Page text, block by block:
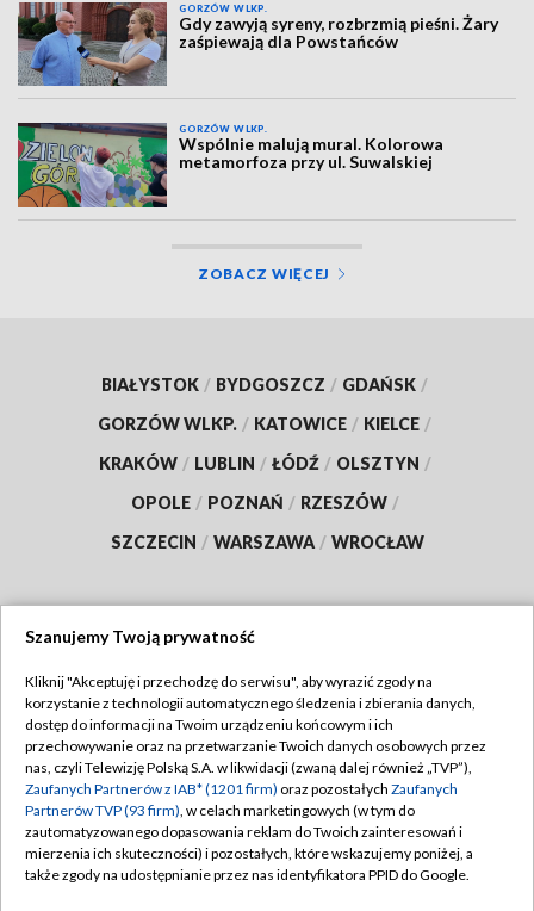
GORZÓW WLKP.
Gdy zawyją syreny, rozbrzmią pieśni. Żary
zaśpiewają dla Powstańców
GORZÓW WLKP.
Wspólnie malują mural. Kolorowa
metamorfoza przy ul. Suwalskiej
ZOBACZ WIĘCEJ
BIAŁYSTOK / BYDGOSZCZ / GDAŃSK /
GORZÓW WLKP. / KATOWICE / KIELCE /
KRAKÓW / LUBLIN / ŁÓDŹ / OLSZTYN /
OPOLE / POZNAŃ / RZESZÓW /
SZCZECIN / WARSZAWA / WROCŁAW
TVP
Abonament TVP
Emisja w TVP
Centrum informacji TVP
Naziemna Telewizja Cyfrowa
Regulamin TVP
Polityka prywatności
Moje zgody
Pomoc
Szanujemy Twoją prywatność
Kliknij "Akceptuję i przechodzę do serwisu", aby wyrazić zgody na
korzystanie z technologii automatycznego śledzenia i zbierania danych,
dostęp do informacji na Twoim urządzeniu końcowym i ich
przechowywanie oraz na przetwarzanie Twoich danych osobowych przez
nas, czyli Telewizję Polską S.A. w likwidacji (zwaną dalej również „TVP”),
Zaufanych Partnerów z IAB* (1201 firm) oraz pozostałych Zaufanych
Partnerów TVP (93 firm), w celach marketingowych (w tym do
zautomatyzowanego dopasowania reklam do Twoich zainteresowań i
mierzenia ich skuteczności) i pozostałych, które wskazujemy poniżej, a
także zgody na udostępnianie przez nas identyfikatora PPID do Google.